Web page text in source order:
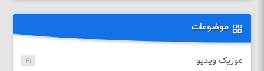
موضوعات
موزیک ویدیو ۴۱